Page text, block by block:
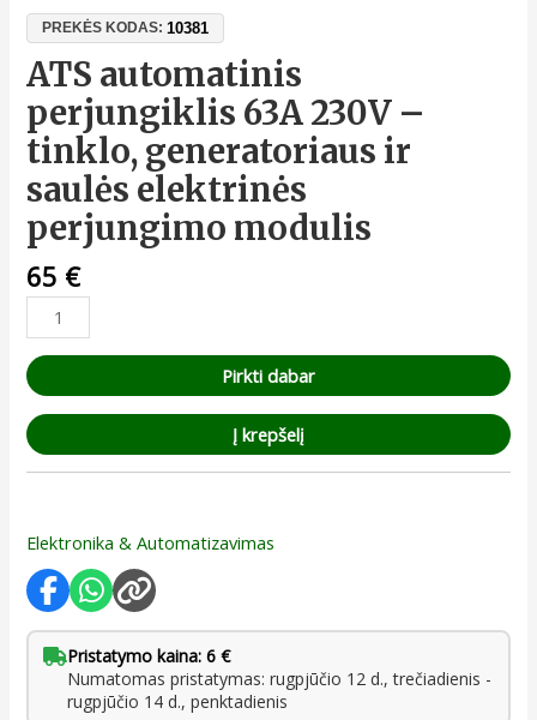
PREKĖS KODAS:10381
ATS automatinis
perjungiklis 63A 230V –
tinklo, generatoriaus ir
saulės elektrinės
perjungimo modulis
65 €
Pirkti dabar
Į krepšelį
Elektronika & Automatizavimas
Pristatymo kaina: 6 €
Numatomas pristatymas: rugpjūčio 12 d., trečiadienis -
rugpjūčio 14 d., penktadienis